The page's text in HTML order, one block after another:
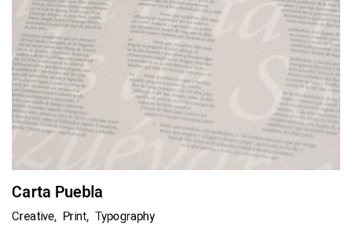
Carta Puebla
Creative Print Typography